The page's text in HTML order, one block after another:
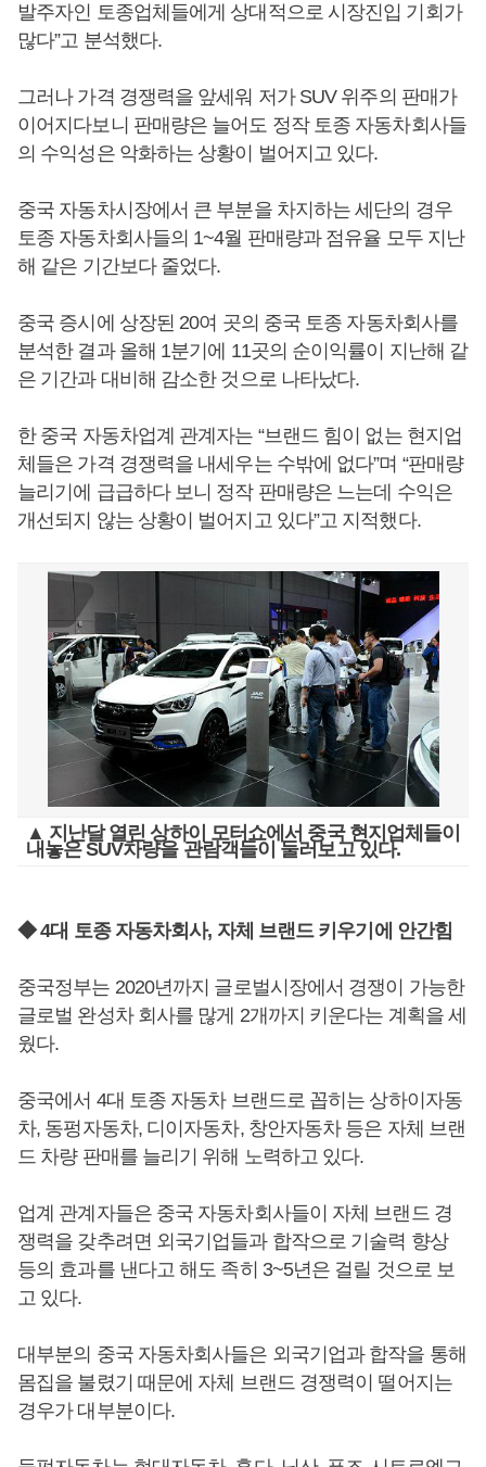
발주자인 토종업체들에게 상대적으로 시장진입 기회가
많다”고 분석했다.
그러나 가격 경쟁력을 앞세워 저가 SUV 위주의 판매가
이어지다보니 판매량은 늘어도 정작 토종 자동차회사들
의 수익성은 악화하는 상황이 벌어지고 있다.
중국 자동차시장에서 큰 부분을 차지하는 세단의 경우
토종 자동차회사들의 1~4월 판매량과 점유율 모두 지난
해 같은 기간보다 줄었다.
중국 증시에 상장된 20여 곳의 중국 토종 자동차회사를
분석한 결과 올해 1분기에 11곳의 순이익률이 지난해 같
은 기간과 대비해 감소한 것으로 나타났다.
한 중국 자동차업계 관계자는 “브랜드 힘이 없는 현지업
체들은 가격 경쟁력을 내세우는 수밖에 없다”며 “판매량
늘리기에 급급하다 보니 정작 판매량은 느는데 수익은
개선되지 않는 상황이 벌어지고 있다”고 지적했다.
▲ 지난달 열린 상하이 모터쇼에서 중국 현지업체들이
내놓은 SUV차량을 관람객들이 둘러보고 있다.
◆ 4대 토종 자동차회사, 자체 브랜드 키우기에 안간힘
중국정부는 2020년까지 글로벌시장에서 경쟁이 가능한
글로벌 완성차 회사를 많게 2개까지 키운다는 계획을 세
웠다.
중국에서 4대 토종 자동차 브랜드로 꼽히는 상하이자동
차, 동펑자동차, 디이자동차, 창안자동차 등은 자체 브랜
드 차량 판매를 늘리기 위해 노력하고 있다.
업계 관계자들은 중국 자동차회사들이 자체 브랜드 경
쟁력을 갖추려면 외국기업들과 합작으로 기술력 향상
등의 효과를 낸다고 해도 족히 3~5년은 걸릴 것으로 보
고 있다.
대부분의 중국 자동차회사들은 외국기업과 합작을 통해
몸집을 불렸기 때문에 자체 브랜드 경쟁력이 떨어지는
경우가 대부분이다.